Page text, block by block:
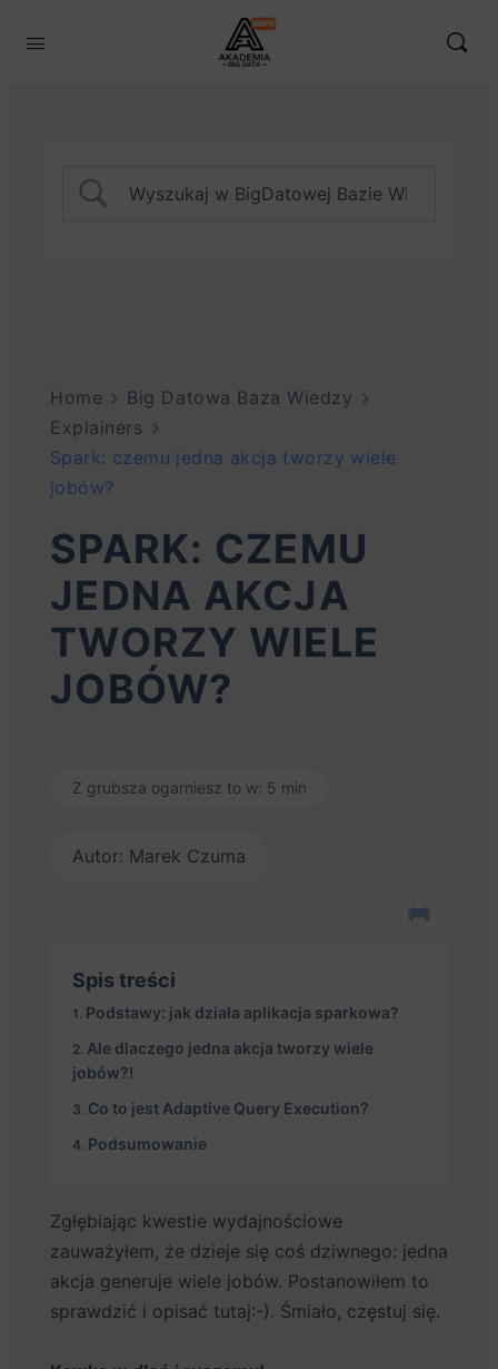
Home
Big Datowa Baza Wiedzy
Explainers
Spark: czemu jedna akcja tworzy wiele
jobów?
SPARK: CZEMU
JEDNA AKCJA
TWORZY WIELE
JOBÓW?
Z grubsza ogarniesz to w: 5 min
Autor: Marek Czuma
Spis treści
Podstawy: jak działa aplikacja sparkowa?
Ale dlaczego jedna akcja tworzy wiele
jobów?!
Co to jest Adaptive Query Execution?
Podsumowanie
Zgłębiając kwestie wydajnościowe
zauważyłem, że dzieje się coś dziwnego: jedna
akcja generuje wiele jobów. Postanowiłem to
sprawdzić i opisać tutaj:-). Śmiało, częstuj się.